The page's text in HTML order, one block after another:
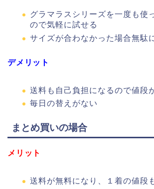
グラマラスシリーズを一度も使
ので気軽に試せる
サイズが合わなかった場合無駄
デメリット
送料も自己負担になるので値段
毎日の替えがない
まとめ買いの場合
メリット
送料が無料になり、１着の値段